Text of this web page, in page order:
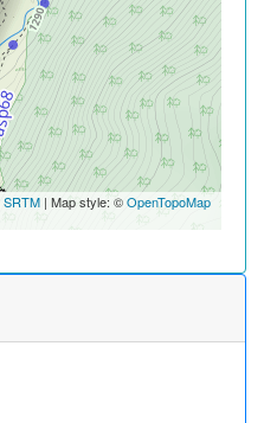
SRTM | Map style: ©OpenTopoMap